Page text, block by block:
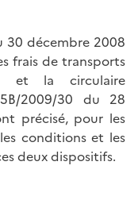
30 décembre 2008
frais de transports
et la circulaire
5B/2009/30 du 28
précisé, pour les
conditions et les
deux dispositifs.